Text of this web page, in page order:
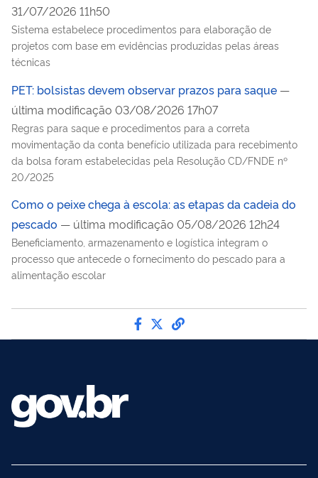
31/07/2026 11h50
Sistema estabelece procedimentos para elaboração de
projetos com base em evidências produzidas pelas áreas
técnicas
PET: bolsistas devem observar prazos para saque —
última modificação 03/08/2026 17h07
Regras para saque e procedimentos para a correta
movimentação da conta benefício utilizada para recebimento
da bolsa foram estabelecidas pela Resolução CD/FNDE nº
20/2025
Como o peixe chega à escola: as etapas da cadeia do
pescado — última modificação 05/08/2026 12h24
Beneficiamento, armazenamento e logística integram o
processo que antecede o fornecimento do pescado para a
alimentação escolar
Compartilhe por Facebook
Compartilhe por Twitter
link para Copiar para